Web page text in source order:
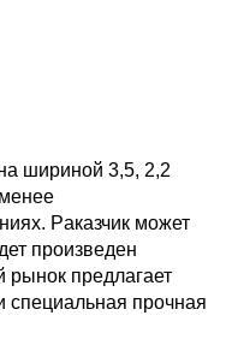
шириной 3,5, 2,2
Pаказчик может
произведен
предлагает
специальная прочная